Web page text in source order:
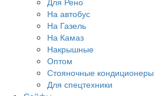
На автобус
На Газель
На Камаз
Накрышные
Оптом
Стояночные кондиционеры
Для спецтехники